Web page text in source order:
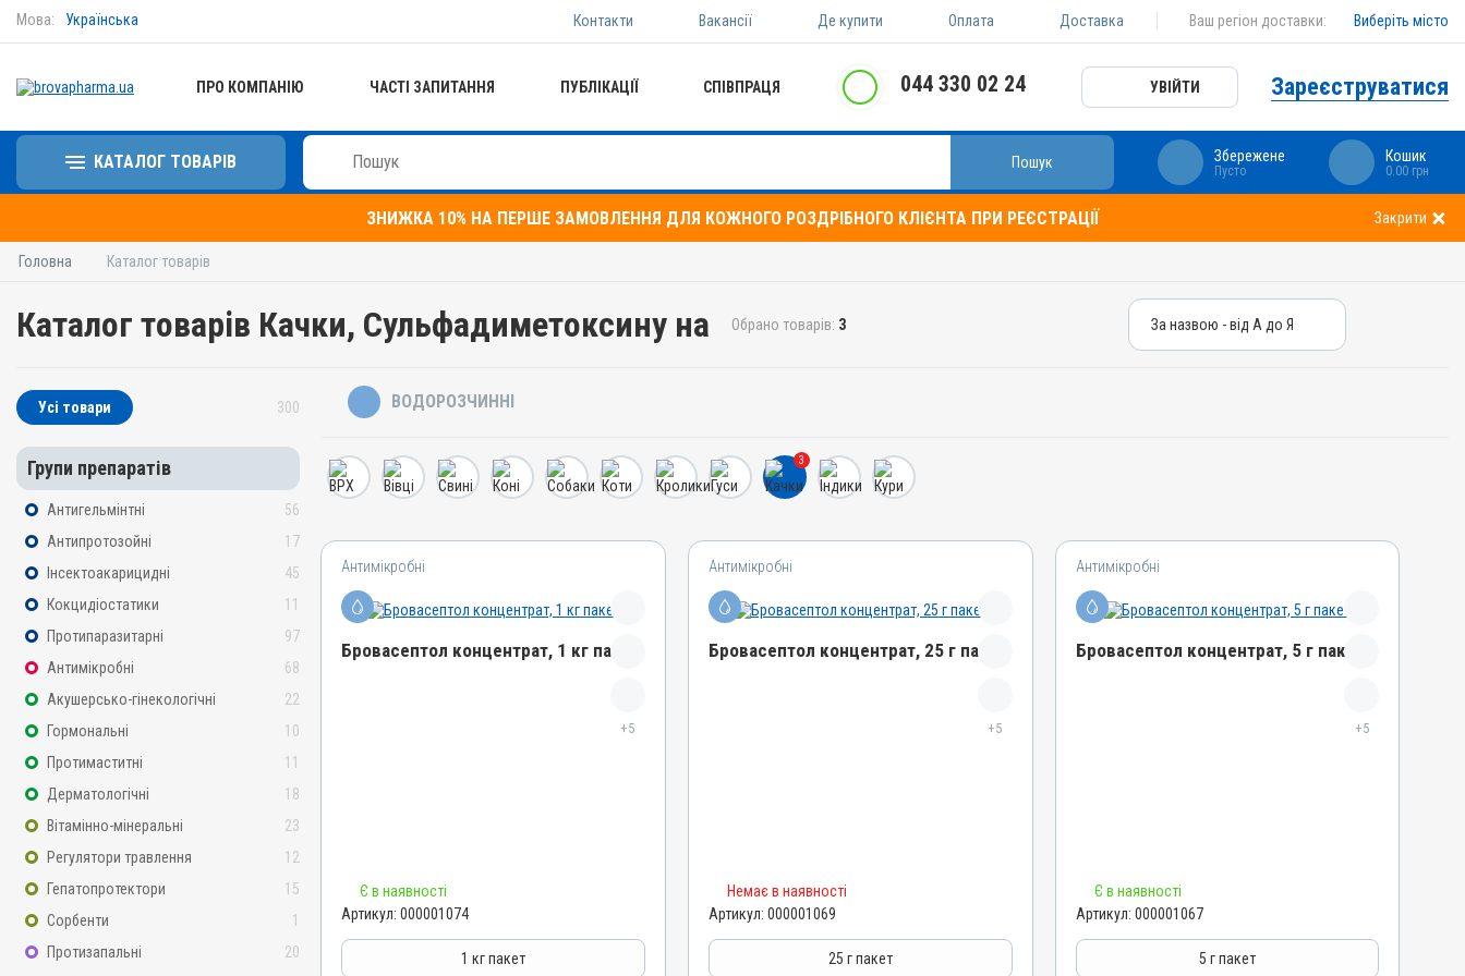
Мова: Українська Контакти Вакансії Де купити Оплата Доставка Ваш регіон доставки: Виберіть місто
ПРО КОМПАНІЮ ЧАСТІ ЗАПИТАННЯ ПУБЛІКАЦІЇ СПІВПРАЦЯ 044 330 02 24 УВІЙТИ Зареєструватися
КАТАЛОГ ТОВАРІВ Пошук Збережене
Пусто
Кошик
0.00 грн
ЗНИЖКА 10% НА ПЕРШЕ ЗАМОВЛЕННЯ ДЛЯ КОЖНОГО РОЗДРІБНОГО КЛІЄНТА ПРИ РЕЄСТРАЦІЇ Закрити
Головна Каталог товарів
Каталог товарів Качки, Сульфадиметоксину на Обрано товарів: 3 За назвою - від А до Я
Усі товари 300
Групи препаратів
Антигельмінтні
56
Антипротозойні
17
Інсектоакарицидні
45
Кокцидіостатики
11
Протипаразитарні
97
Антимікробні
68
Акушерсько-гінекологічні
22
Гормональні
10
Протимаститні
11
Дерматологічні
18
Вітамінно-мінеральні
23
Регулятори травлення
12
Гепатопротектори
15
Сорбенти
1
Протизапальні
20
ВОДОРОЗЧИННІ
3
Антимікробні
Бровасептол концентрат, 1 кг пакет
+5
AB-00945-01-10
Є в наявності
Артикул: 000001074
1 кг пакет
Антимікробні
Бровасептол концентрат, 25 г пакет
+5
AB-00945-01-10
Немає в наявності
Артикул: 000001069
25 г пакет
Антимікробні
Бровасептол концентрат, 5 г пакет
+5
AB-00945-01-10
Є в наявності
Артикул: 000001067
5 г пакет